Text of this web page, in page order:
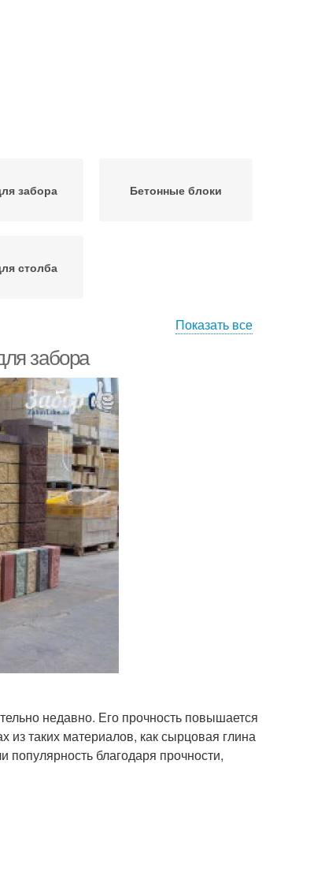
забора Бетонные блоки
столба
Показать все
забора
недавно. Его прочность повышается
из таких материалов, как сырцовая глина
благодаря прочности,